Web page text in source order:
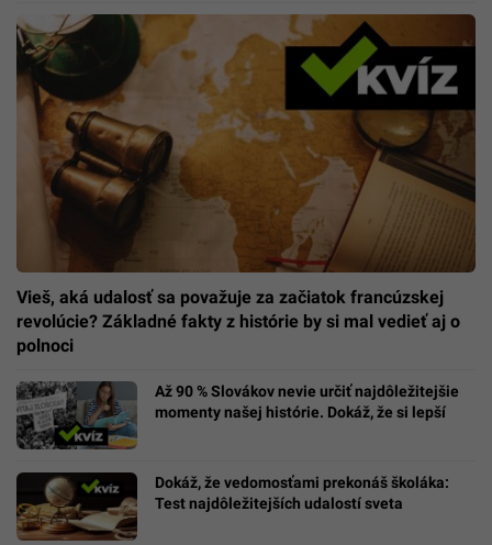
Vieš, aká udalosť sa považuje za začiatok francúzskej
revolúcie? Základné fakty z histórie by si mal vedieť aj o
polnoci
Až 90 % Slovákov nevie určiť najdôležitejšie
momenty našej histórie. Dokáž, že si lepší
Dokáž, že vedomosťami prekonáš školáka:
Test najdôležitejších udalostí sveta